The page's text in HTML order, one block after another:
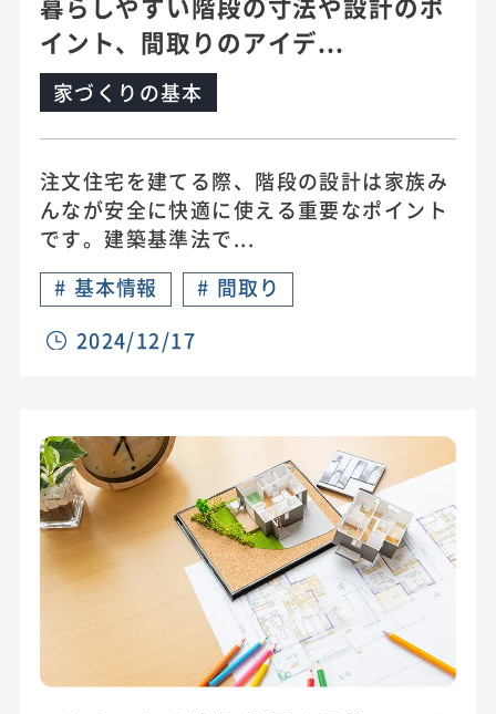
イント、間取りのアイデ...
家づくりの基本
注文住宅を建てる際、階段の設計は家族み
んなが安全に快適に使える重要なポイント
です。建築基準法で...
# 基本情報 # 間取り
2024/12/17